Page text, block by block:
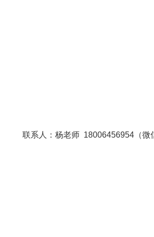
联系人：杨老师 18006456954（微